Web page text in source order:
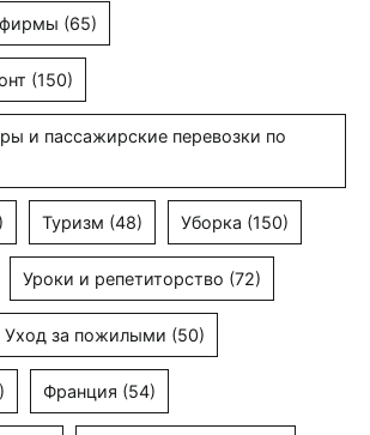
(65)
(150)
и пассажирские перевозки по
Туризм (48) Уборка (150)
Уроки и репетиторство (72)
Уход за пожилыми (50)
Франция (54)